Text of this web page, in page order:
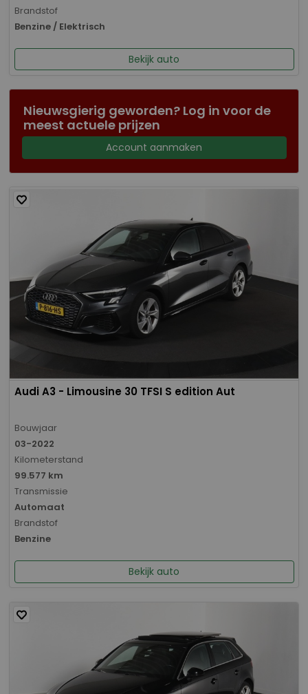
Brandstof
Benzine / Elektrisch
Bekijk auto
Nieuwsgierig geworden? Log in voor de
meest actuele prijzen
Account aanmaken
Audi A3 - Limousine 30 TFSI S edition Aut
Bouwjaar
03-2022
Kilometerstand
99.577 km
Transmissie
Automaat
Brandstof
Benzine
Bekijk auto